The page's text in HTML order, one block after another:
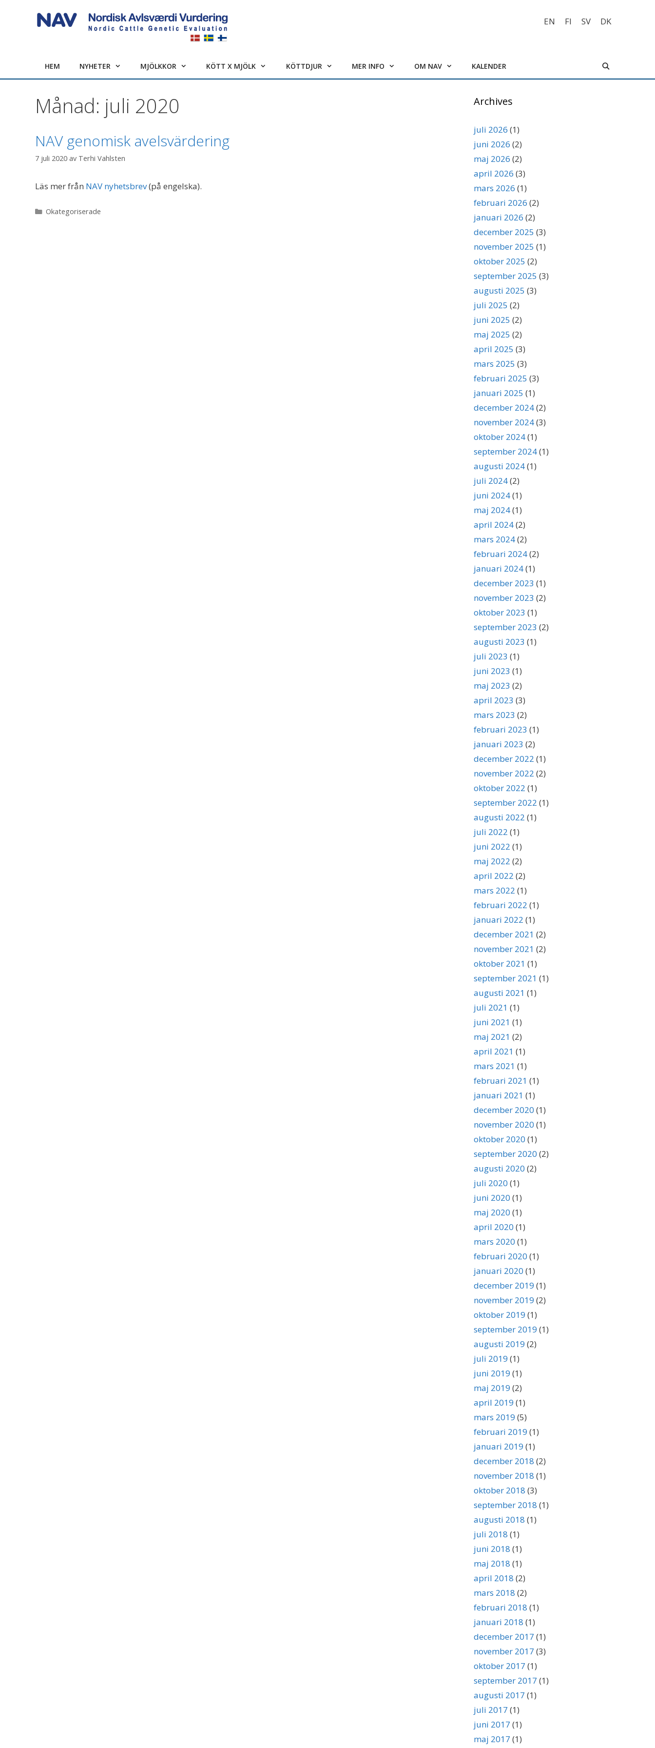
EN FI SV DK
HEM NYHETER MJÖLKKOR KÖTT X MJÖLK KÖTTDJUR MER INFO OM NAV KALENDER
Månad: juli 2020
NAV genomisk avelsvärdering
7 juli 2020 av Terhi Vahlsten
Läs mer från NAV nyhetsbrev(på engelska).
Kategorier
Okategoriserade
Archives
juli 2026 (1)
juni 2026 (2)
maj 2026 (2)
april 2026 (3)
mars 2026 (1)
februari 2026 (2)
januari 2026 (2)
december 2025 (3)
november 2025 (1)
oktober 2025 (2)
september 2025 (3)
augusti 2025 (3)
juli 2025 (2)
juni 2025 (2)
maj 2025 (2)
april 2025 (3)
mars 2025 (3)
februari 2025 (3)
januari 2025 (1)
december 2024(2)
november 2024(3)
oktober 2024(1)
september 2024(1)
augusti 2024(1)
juli 2024(2)
juni 2024(1)
maj 2024(1)
april 2024(2)
mars 2024(2)
februari 2024(2)
januari 2024(1)
december 2023 (1)
november 2023 (2)
oktober 2023 (1)
september 2023 (2)
augusti 2023 (1)
juli 2023 (1)
juni 2023 (1)
maj 2023 (2)
april 2023 (3)
mars 2023 (2)
februari 2023 (1)
januari 2023 (2)
december 2022 (1)
november 2022 (2)
oktober 2022 (1)
september 2022 (1)
augusti 2022 (1)
juli 2022 (1)
juni 2022 (1)
maj 2022 (2)
april 2022 (2)
mars 2022 (1)
februari 2022 (1)
januari 2022 (1)
december 2021 (2)
november 2021 (2)
oktober 2021 (1)
september 2021 (1)
augusti 2021 (1)
juli 2021 (1)
juni 2021 (1)
maj 2021 (2)
april 2021 (1)
mars 2021 (1)
februari 2021 (1)
januari 2021 (1)
december 2020 (1)
november 2020 (1)
oktober 2020 (1)
september 2020 (2)
augusti 2020 (2)
juli 2020 (1)
juni 2020 (1)
maj 2020 (1)
april 2020 (1)
mars 2020 (1)
februari 2020 (1)
januari 2020 (1)
december 2019 (1)
november 2019 (2)
oktober 2019 (1)
september 2019 (1)
augusti 2019 (2)
juli 2019 (1)
juni 2019 (1)
maj 2019 (2)
april 2019 (1)
mars 2019 (5)
februari 2019 (1)
januari 2019 (1)
december 2018 (2)
november 2018 (1)
oktober 2018 (3)
september 2018 (1)
augusti 2018 (1)
juli 2018 (1)
juni 2018 (1)
maj 2018 (1)
april 2018 (2)
mars 2018 (2)
februari 2018 (1)
januari 2018 (1)
december 2017 (1)
november 2017 (3)
oktober 2017 (1)
september 2017 (1)
augusti 2017 (1)
juli 2017 (1)
juni 2017 (1)
maj 2017 (1)